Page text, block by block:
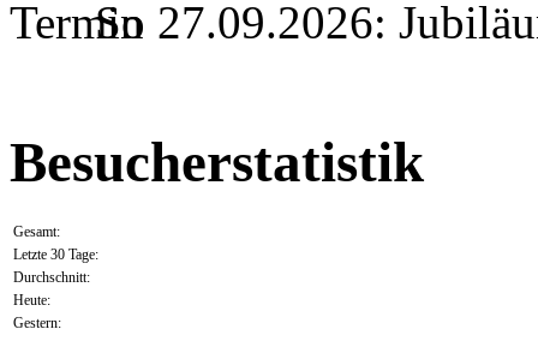
So 27.09.2026:
Besucherstatistik
Gesamt:
Letzte 30 Tage:
Durchschnitt:
Heute:
Gestern: